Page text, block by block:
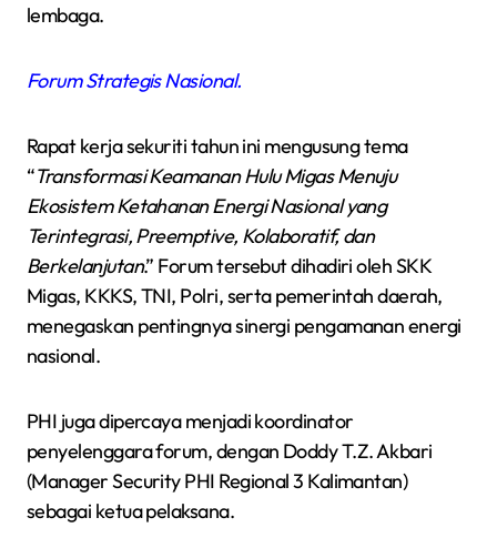
lembaga.
Forum Strategis Nasional.
Rapat kerja sekuriti tahun ini mengusung tema
“Transformasi Keamanan Hulu Migas Menuju
Ekosistem Ketahanan Energi Nasional yang
Terintegrasi, Preemptive, Kolaboratif, dan
Berkelanjutan.” Forum tersebut dihadiri oleh SKK
Migas, KKKS, TNI, Polri, serta pemerintah daerah,
menegaskan pentingnya sinergi pengamanan energi
nasional.
PHI juga dipercaya menjadi koordinator
penyelenggara forum, dengan Doddy T.Z. Akbari
(Manager Security PHI Regional 3 Kalimantan)
sebagai ketua pelaksana.